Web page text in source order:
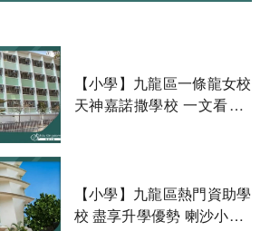
【小學】九龍區一條龍女校
天神嘉諾撒學校 一文看清4
【小學】九龍區熱門資助學
校 盡享升學優勢 喇沙小學6